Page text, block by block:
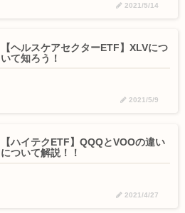
2021/5/14
【ヘルスケアセクターETF】XLVにつ
いて知ろう！
2021/5/9
【ハイテクETF】QQQとVOOの違い
について解説！！
2021/4/27